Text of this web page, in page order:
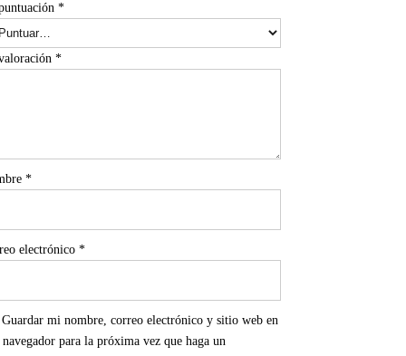
*
*
*
electrónico *
Guardar mi nombre, correo electrónico y sitio web en
navegador para la próxima vez que haga un